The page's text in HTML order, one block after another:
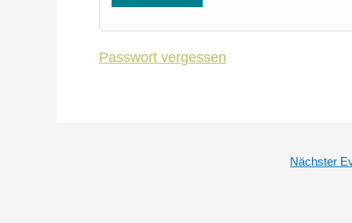
Pass­wort vergessen
Nächster